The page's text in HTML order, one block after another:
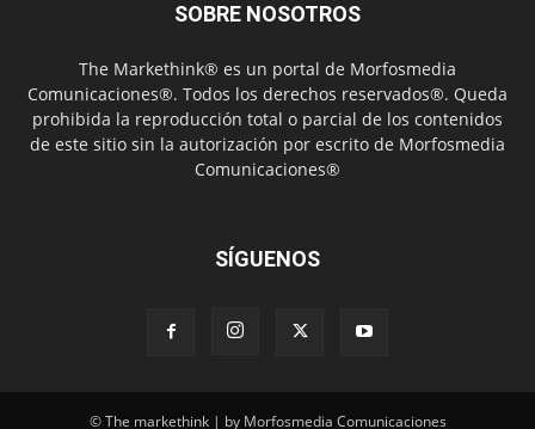
SOBRE NOSOTROS
The Markethink® es un portal de Morfosmedia
Comunicaciones®. Todos los derechos reservados®. Queda
prohibida la reproducción total o parcial de los contenidos
de este sitio sin la autorización por escrito de Morfosmedia
Comunicaciones®
SÍGUENOS
© The markethink | by Morfosmedia Comunicaciones